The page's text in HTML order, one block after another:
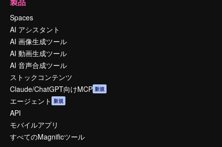
Spaces
AI アシスタント
AI 画像生成ツール
AI 動画生成ツール
AI 音声合成ツール
ストックコンテンツ
Claude/ChatGPT向けMCP 新規
エージェント 新規
API
モバイルアプリ
すべてのMagnificツール